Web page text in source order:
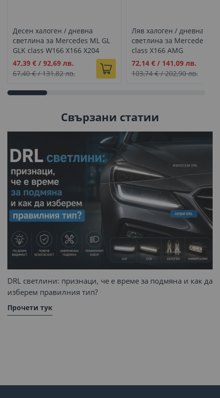
Десен халоген / дневна
светлина за Mercedes ML GL
GLK class W166 X166 X204
Промо
цена
47,39 € / 92,69 лв.
67,40 €/131,82 лв.
Ляв халоген / дневна
светлина за Mercedes GL
class X166 AMG
Промо
цена
72,14 €/ 141,09 лв.
103,74 €/202,90 лв.
Свързани статии
DRL светлини: признаци, че е време за подмяна и как да
изберем правилния тип?
Прочети тук